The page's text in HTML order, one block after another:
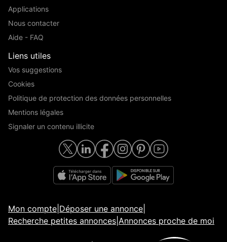
Applications
Nous contacter
Aide - FAQ
Liens utiles
Vos suggestions
Cookies
Politique de protection des données personnelles
Mentions légales
Signaler un contenu illicite
Mon compte Déposer une annonce
Recherche petites annonces Annonces proche de moi